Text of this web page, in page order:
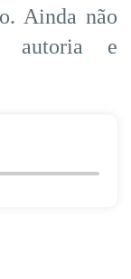
Ainda não
autoria e